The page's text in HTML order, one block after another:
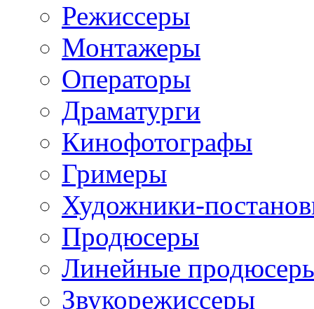
Режиссеры
Монтажеры
Операторы
Драматурги
Кинофотографы
Гримеры
Художники-
Продюсеры
Линейные
Звукорежиссеры